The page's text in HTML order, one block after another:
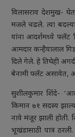
विलासराव देशमुख-
मजले चढले. त्या
यांना आदर्शमध्ये फ्लॅट
आमदार कन्हैयालाल
दिले गेले. हे तिघेही
बेनामी फ्लॅट असावेत,
सुशीलकुमार शिंदे-
किमान ७१ सदस्य
नावे मंजूर झाली
भूखंडासाठी पात्र